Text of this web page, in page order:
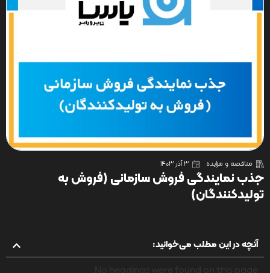
مناقصه و مزایده 3 آذر 1403
جذب نمایندگی فروش سازمانی (فروش به
تولیدکنندگان)
آنچه در این مطلب می‌خوانید: